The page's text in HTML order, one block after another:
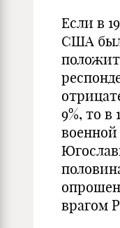
Если в
США
9%, то в
врагом